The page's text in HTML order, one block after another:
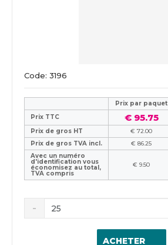
Code: 3196
Prix ​​par paquet
Prix TTC
€ 95.75
Prix de gros HT
€ 72.00
Prix de gros TVA incl.
€ 86.25
Avec un numéro
d'identification vous
économisez au total,
TVA compris
€ 9.50
ACHETER